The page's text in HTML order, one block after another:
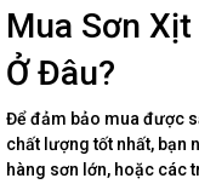
Mua Sơn
Ở Đâu?
Để đảm bảo mua được
chất lượng tốt nhất, bạn
hàng sơn lớn, hoặc các